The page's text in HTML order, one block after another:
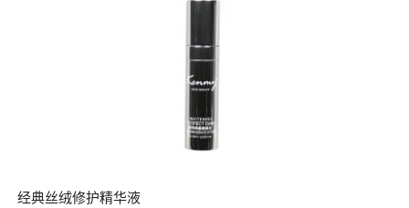
经典丝绒修护精华液